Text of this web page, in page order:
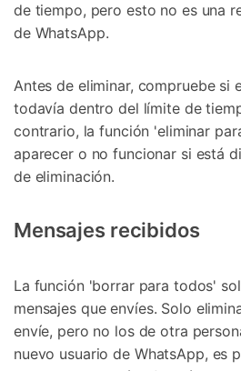
de tiempo, pero esto no es una
de WhatsApp.
Antes de eliminar, compruebe si
todavía dentro del límite de
contrario, la función 'eliminar
aparecer o no funcionar si está
de eliminación.
Mensajes recibidos
La función 'borrar para todos'
mensajes que envíes. Solo
envíe, pero no los de otra
nuevo usuario de WhatsApp, es